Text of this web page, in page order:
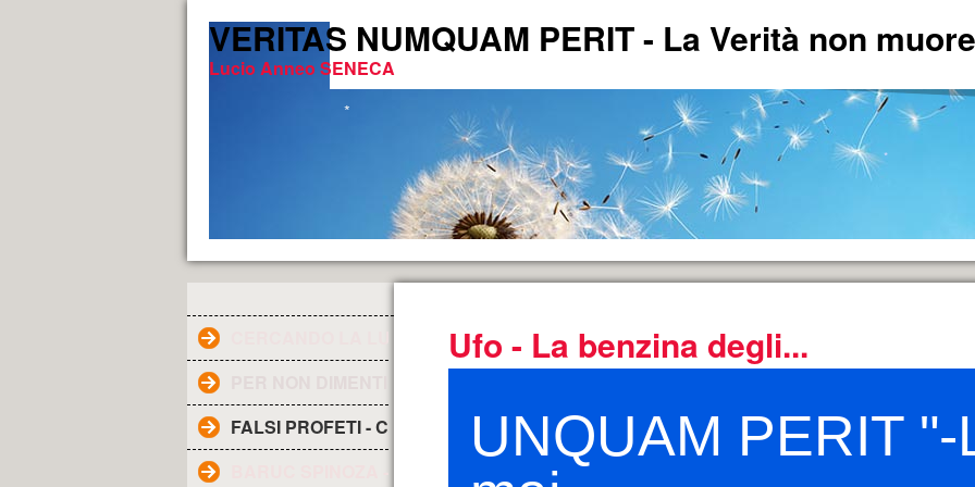
VERITAS NUMQUAM PERIT - La Verità non
Lucio Anneo SENECA
CERCANDO LA LUCE DELLA VERITA'.
FALSI PROFETI - CHI SONO ?
Ufo - La benzina degli...
UNQUAM PERIT
*